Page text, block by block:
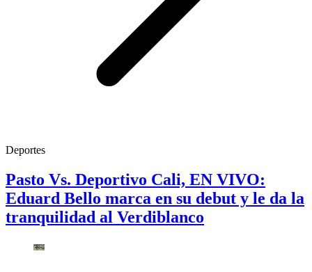
Deportes
Pasto Vs. Deportivo Cali, EN VIVO:
Eduard Bello marca en su debut y le da la
tranquilidad al Verdiblanco